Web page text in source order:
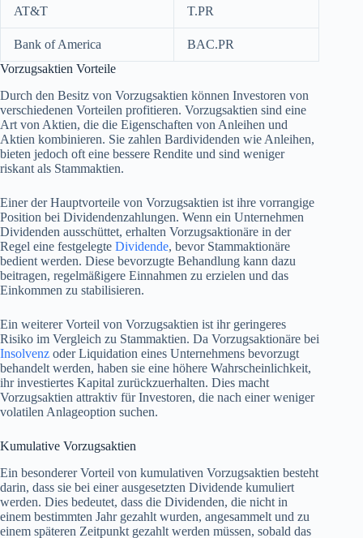
AT&T T.PR
Bank of America
BAC.PR
Vorzugsaktien Vorteile
Durch den Besitz von Vorzugsaktien können Investoren von
verschiedenen Vorteilen profitieren. Vorzugsaktien sind eine
Art von Aktien, die die Eigenschaften von Anleihen und
Aktien kombinieren. Sie zahlen Bardividenden wie Anleihen,
bieten jedoch oft eine bessere Rendite und sind weniger
riskant als Stammaktien.
Einer der Hauptvorteile von Vorzugsaktien ist ihre vorrangige
Position bei Dividendenzahlungen. Wenn ein Unternehmen
Dividenden ausschüttet, erhalten Vorzugsaktionäre in der
Regel eine festgelegte Dividende, bevor Stammaktionäre
bedient werden. Diese bevorzugte Behandlung kann dazu
beitragen, regelmäßigere Einnahmen zu erzielen und das
Einkommen zu stabilisieren.
Ein weiterer Vorteil von Vorzugsaktien ist ihr geringeres
Risiko im Vergleich zu Stammaktien. Da Vorzugsaktionäre bei
Insolvenz oder Liquidation eines Unternehmens bevorzugt
behandelt werden, haben sie eine höhere Wahrscheinlichkeit,
ihr investiertes Kapital zurückzuerhalten. Dies macht
Vorzugsaktien attraktiv für Investoren, die nach einer weniger
volatilen Anlageoption suchen.
Kumulative Vorzugsaktien
Ein besonderer Vorteil von kumulativen Vorzugsaktien besteht
darin, dass sie bei einer ausgesetzten Dividende kumuliert
werden. Dies bedeutet, dass die Dividenden, die nicht in
einem bestimmten Jahr gezahlt wurden, angesammelt und zu
einem späteren Zeitpunkt gezahlt werden müssen, sobald das